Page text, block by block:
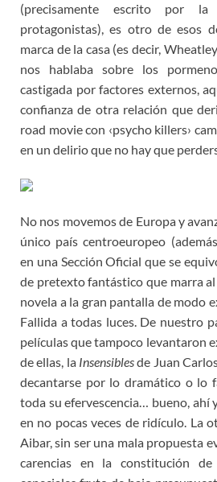
(precisamente escrito por
protagonistas), es otro de esos
marca de la casa (es decir,
nos hablaba sobre los
castigada por factores externos,
confianza de otra relación que
road movie con ‹psycho killers›
en un delirio que no hay que
No nos movemos de Europa y
único país centroeuropeo
en una Sección Oficial que se
de pretexto fantástico que marra
novela a la gran pantalla de modo
Fallida a todas luces. De nuestro
películas que tampoco levantaron
de ellas, laInsensiblesde Juan
decantarse por lo dramático o lo
toda su efervescencia… bueno, ahí
en no pocas veces de ridículo. La
Aibar, sin ser una mala propuesta
carencias en la constitución